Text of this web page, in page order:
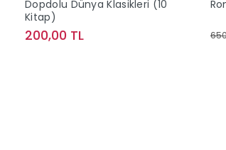
Dopdolu Dünya Klasikleri (10
Kitap)
200,00 TL